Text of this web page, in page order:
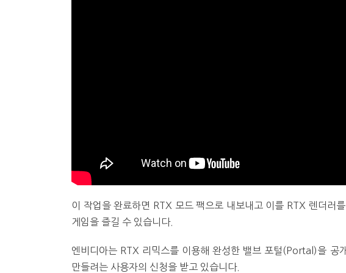
이 작업을 완료하면 RTX 모드 팩으로 내보내고 이를 RTX 렌더러
게임을 즐길 수 있습니다.
엔비디아는 RTX 리믹스를 이용해 완성한 밸브 포털(Portal)을 공
만들려는 사용자의 신청을 받고 있습니다.